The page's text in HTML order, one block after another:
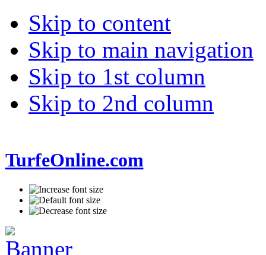
Skip to content
Skip to main navigation
Skip to 1st column
Skip to 2nd column
TurfeOnline.com